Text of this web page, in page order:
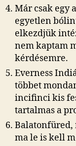
Már csak egy
egyetlen
elkezdjük
nem kaptam
kérdésemre.
Everness
többet
incifinci kis
tartalmas a
Balatonfüred,
ma le is kell